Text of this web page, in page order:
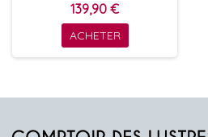
139,90 €
ACHETER